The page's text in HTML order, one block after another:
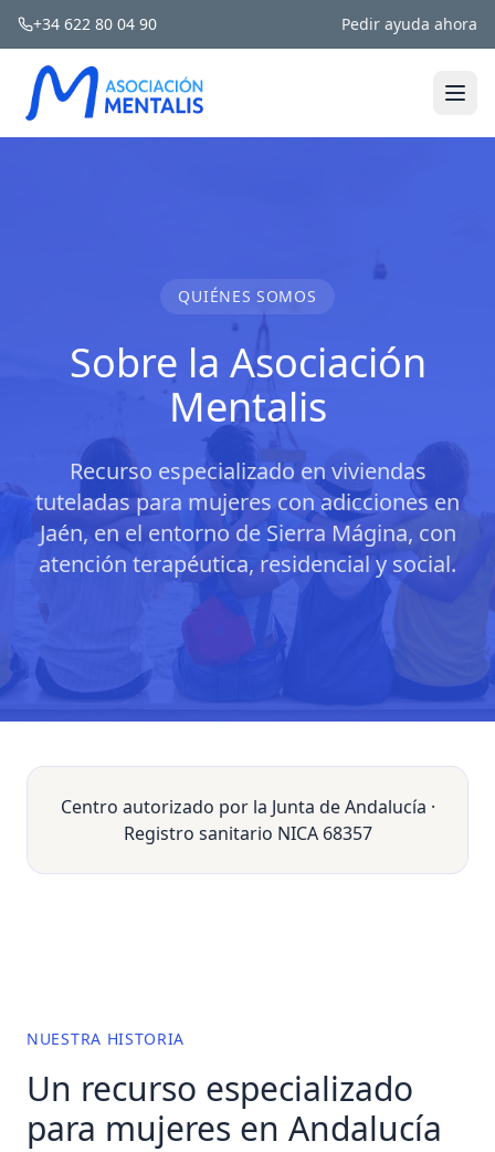
+34 622 80 04 90 Pedir ayuda ahora
QUIÉNES SOMOS
Sobre la Asociación
Mentalis
Recurso especializado en viviendas
tuteladas para mujeres con adicciones en
Jaén, en el entorno de Sierra Mágina, con
atención terapéutica, residencial y social.
Centro autorizado por la Junta de Andalucía ·
Registro sanitario NICA 68357
NUESTRA HISTORIA
Un recurso especializado
para mujeres en Andalucía